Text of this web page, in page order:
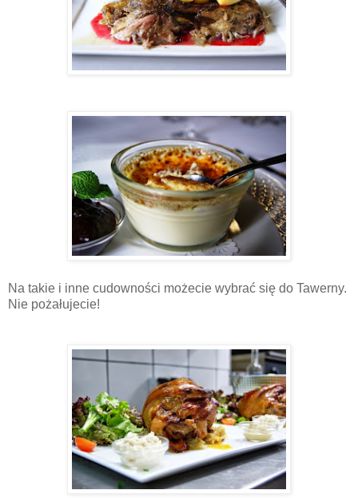
Na takie i inne cudowności możecie wybrać się do Tawerny.
Nie pożałujecie!